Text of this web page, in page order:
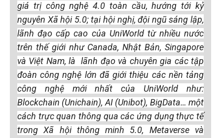
giá trị công nghệ 4.0 toàn cầu, hướng tới kỷ
nguyên Xã hội 5.0; tại hội nghị, đội ngũ sáng lập,
lãnh đạo cấp cao của UniWorld từ nhiều nước
trên thế giới như Canada, Nhật Bản, Singapore
và Việt Nam, là lãnh đạo và chuyên gia các tập
đoàn công nghệ lớn đã giới thiệu các nền tảng
công nghệ mới nhất của UniWorld như:
Blockchain (Unichain), AI (Unibot), BigData… một
cách trực quan thông qua các ứng dụng thực tế
trong Xã hội thông minh 5.0, Metaverse và